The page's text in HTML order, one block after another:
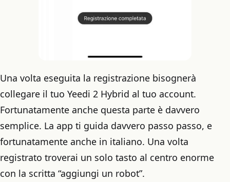
Una volta eseguita la registrazione bisognerà
collegare il tuo Yeedi 2 Hybrid al tuo account.
Fortunatamente anche questa parte è davvero
semplice. La app ti guida davvero passo passo, e
fortunatamente anche in italiano. Una volta
registrato troverai un solo tasto al centro enorme
con la scritta “aggiungi un robot”.